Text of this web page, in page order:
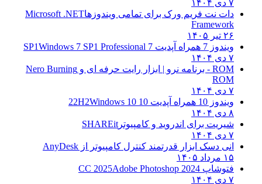
۷ دی ۱۴۰۴
دات نت فریم ورک برای تمامی ویندوزهاMicrosoft .NET
Framework
۲۶ تیر ۱۴۰۵
ویندوز 7 همراه آپدیت 7 SP1
Windows 7 SP1 Professional
۷ دی ۱۴۰۴
ROM - برنامه نرو | ابزار رایت حرفه ای و
Nero Burning
ROM
۷ دی ۱۴۰۴
ویندوز 10 همراه آپدیت 10 22H2
Windows 10
۸ دی ۱۴۰۴
شیریت برای اندروید و کامپیوتر SHAREit
۷ دی ۱۴۰۴
انی دسک ابزار قدرتمند کنترل کامپیوتر از AnyDesk
۱۵ مرداد ۱۴۰۵
فتوشاپ CC 2025 Adobe Photoshop 2024
۷ دی ۱۴۰۴